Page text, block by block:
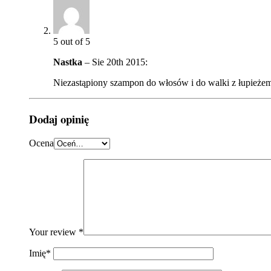
5 out of 5
Nastka – Sie 20th 2015:
Niezastąpiony szampon do włosów i do walki z
Dodaj opinię
Ocena
Your review *
Imię*